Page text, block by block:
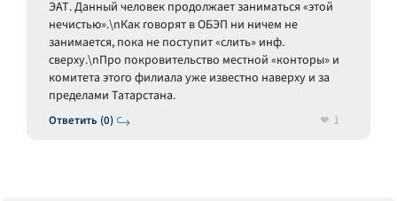
Ответить (0)
ЭАТ. Данный человек продолжает заниматься «этой
нечистью».\nКак говорят в ОБЭП ни ничем не
занимается, пока не поступит «слить» инф.
сверху.\nПро покровительство местной «конторы» и
комитета этого филиала уже известно наверху и за
пределами Татарстана.
1